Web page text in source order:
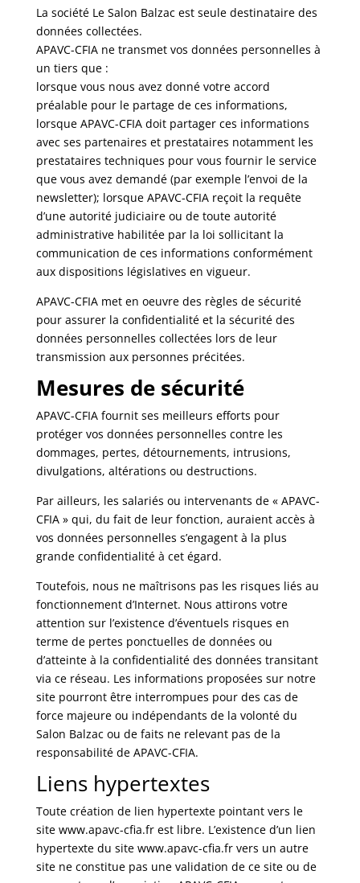
La société Le Salon Balzac est seule destinataire des
données collectées.
APAVC-CFIA ne transmet vos données personnelles à
un tiers que :
lorsque vous nous avez donné votre accord
préalable pour le partage de ces informations,
lorsque APAVC-CFIA doit partager ces informations
avec ses partenaires et prestataires notamment les
prestataires techniques pour vous fournir le service
que vous avez demandé (par exemple l’envoi de la
newsletter); lorsque APAVC-CFIA reçoit la requête
d’une autorité judiciaire ou de toute autorité
administrative habilitée par la loi sollicitant la
communication de ces informations conformément
aux dispositions législatives en vigueur.
APAVC-CFIA met en oeuvre des règles de sécurité
pour assurer la confidentialité et la sécurité des
données personnelles collectées lors de leur
transmission aux personnes précitées.
Mesures de sécurité
APAVC-CFIA fournit ses meilleurs efforts pour
protéger vos données personnelles contre les
dommages, pertes, détournements, intrusions,
divulgations, altérations ou destructions.
Par ailleurs, les salariés ou intervenants de « APAVC-
CFIA » qui, du fait de leur fonction, auraient accès à
vos données personnelles s’engagent à la plus
grande confidentialité à cet égard.
Toutefois, nous ne maîtrisons pas les risques liés au
fonctionnement d’Internet. Nous attirons votre
attention sur l’existence d’éventuels risques en
terme de pertes ponctuelles de données ou
d’atteinte à la confidentialité des données transitant
via ce réseau. Les informations proposées sur notre
site pourront être interrompues pour des cas de
force majeure ou indépendants de la volonté du
Salon Balzac ou de faits ne relevant pas de la
responsabilité de APAVC-CFIA.
Liens hypertextes
Toute création de lien hypertexte pointant vers le
site www.apavc-cfia.fr est libre. L’existence d’un lien
hypertexte du site www.apavc-cfia.fr vers un autre
site ne constitue pas une validation de ce site ou de